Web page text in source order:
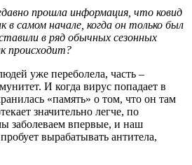
прошла информация, что ковид
самом начале, когда он только был
в ряд обычных сезонных
происходит?
уже переболела, часть –
И когда вирус попадает в
«память» о том, что он там
значительно легче, по
заболеваем впервые, и наш
вырабатывать антитела,